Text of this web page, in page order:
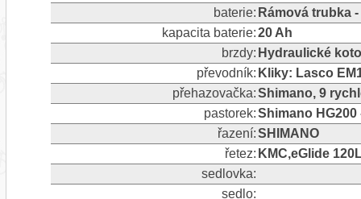
baterie: Rámová trubka
kapacita baterie:20 Ah
brzdy: Hydraulické
převodník: Kliky: Lasco
přehazovačka:Shimano, 9
pastorek:Shimano HG200
řazení:SHIMANO
řetez: KMC,eGlide
sedlovka:
sedlo: